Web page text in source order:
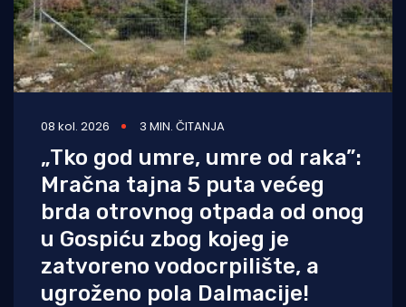
08 kol. 2026 3 MIN. ČITANJA
„Tko god umre, umre od raka”:
Mračna tajna 5 puta većeg
brda otrovnog otpada od onog
u Gospiću zbog kojeg je
zatvoreno vodocrpilište, a
ugroženo pola Dalmacije!